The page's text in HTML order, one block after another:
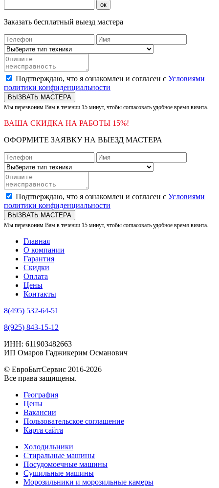
ок
Заказать бесплатный выезд мастера
Подтверждаю, что я ознакомлен и согласен с Условиями
политики конфиденциальности
ВЫЗВАТЬ МАСТЕРА
Мы перезвоним Вам в течении 15 минут, чтобы согласовать удобное время визита.
ВАША СКИДКА НА РАБОТЫ 15%!
ОФОРМИТЕ ЗАЯВКУ НА ВЫЕЗД МАСТЕРА
Подтверждаю, что я ознакомлен и согласен с Условиями
политики конфиденциальности
ВЫЗВАТЬ МАСТЕРА
Мы перезвоним Вам в течении 15 минут, чтобы согласовать удобное время визита.
Главная
О компании
Гарантия
Скидки
Оплата
Цены
Контакты
8(495) 532-64-51
8(925) 843-15-12
ИНН: 611903482663
ИП Омаров Гаджикерим Османович
© ЕвроБытСервис 2016-2026
Все права защищены.
География
Цены
Вакансии
Пользовательское соглашение
Карта сайта
Холодильники
Стиральные машины
Посудомоечные машины
Сушильные машины
Морозильники и морозильные камеры